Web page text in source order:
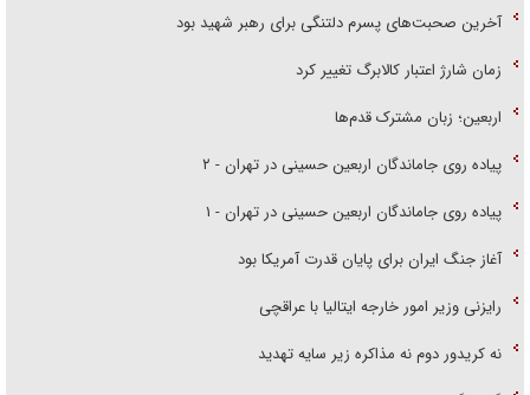
آخرین صحبت‌های پسرم دلتنگی برای رهبر شهید بود
زمان شارژ اعتبار کالابرگ تغییر کرد
اربعین؛ زبان مشترک قدم‌ها
پیاده روی جاماندگان اربعین حسینی در تهران - ۲
پیاده روی جاماندگان اربعین حسینی در تهران - ۱
آغاز جنگ ایران برای پایان قدرت آمریکا بود
رایزنی وزیر امور خارجه ایتالیا با عراقچی
نه کریدور دوم نه مذاکره زیر سایه تهدید